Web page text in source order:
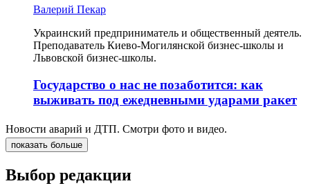
Валерий Пекар
Украинский предприниматель и общественный деятель.
Преподаватель Киево-Могилянской бизнес-школы и
Львовской бизнес-школы.
Государство о нас не позаботится: как
выживать под ежедневными ударами ракет
Новости аварий и ДТП. Смотри фото и видео.
показать больше
Выбор редакции